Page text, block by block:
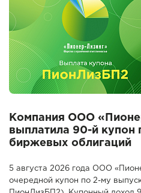
Компания ООО
выплатила 90-й купон
биржевых облигаций
5 августа 2026 года ООО
очередной купон по 2-му